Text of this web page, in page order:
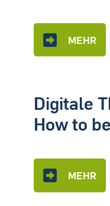
MEHR
Digitale
How to
MEHR